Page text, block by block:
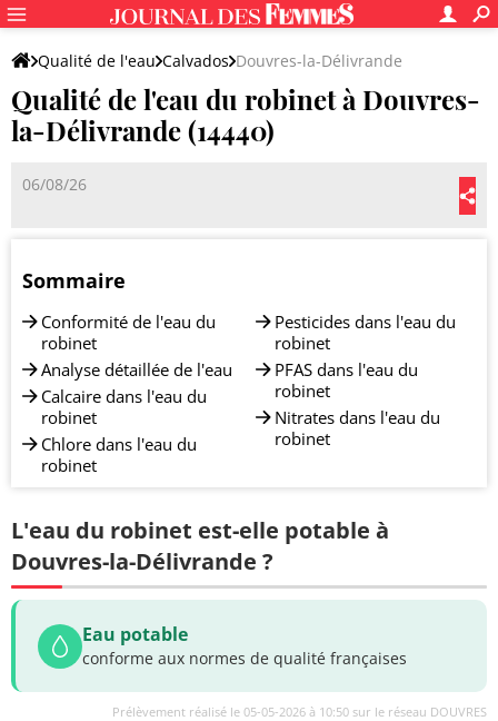
Qualité de l'eau Calvados Douvres-la-Délivrande
Qualité de l'eau du robinet à Douvres-
la-Délivrande (14440)
06/08/26
Sommaire
Conformité de l'eau du
robinet
Analyse détaillée de l'eau
Calcaire dans l'eau du
robinet
Chlore dans l'eau du
robinet
Pesticides dans l'eau du
robinet
PFAS dans l'eau du
robinet
Nitrates dans l'eau du
robinet
L'eau du robinet est-elle potable à
Douvres-la-Délivrande ?
Eau potable
conforme aux normes de qualité françaises
Prélèvement réalisé le 05-05-2026 à 10:50 sur le réseau DOUVRES